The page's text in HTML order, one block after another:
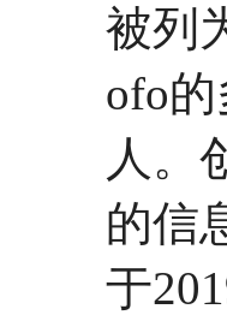
被列
ofo
人。
的信
于